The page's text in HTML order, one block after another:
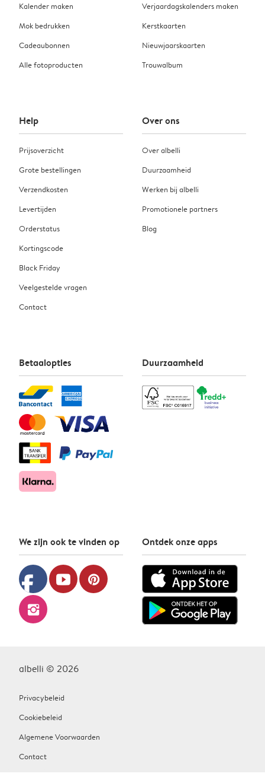
Kalender maken
Mok bedrukken
Cadeaubonnen
Alle fotoproducten
Verjaardagskalenders maken
Kerstkaarten
Nieuwjaarskaarten
Trouwalbum
Help
Prijsoverzicht
Grote bestellingen
Verzendkosten
Levertijden
Orderstatus
Kortingscode
Black Friday
Veelgestelde vragen
Contact
Over ons
Over albelli
Duurzaamheid
Werken bij albelli
Promotionele partners
Blog
Betaalopties Duurzaamheid
We zijn ook te vinden op
facebook youtube pinterest
instagram
Ontdek onze apps
albelli © 2026
Privacybeleid
Cookiebeleid
Algemene Voorwaarden
Contact